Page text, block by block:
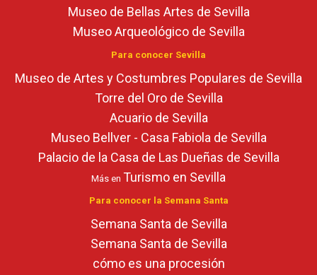
Museo de Bellas Artes de Sevilla
Museo Arqueológico de Sevilla
Para conocer Sevilla
Museo de Artes y Costumbres Populares de Sevilla
Torre del Oro de Sevilla
Acuario de Sevilla
Museo Bellver - Casa Fabiola de Sevilla
Palacio de la Casa de Las Dueñas de Sevilla
Más en Turismo en Sevilla
Para conocer la Semana Santa
Semana Santa de Sevilla
Semana Santa de Sevilla
cómo es una procesión